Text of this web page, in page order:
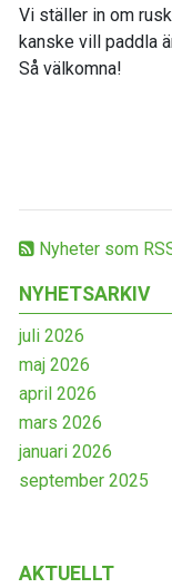
Nyheter som
NYHETSARKIV
juli 2026
maj 2026
april 2026
mars 2026
januari 2026
september 2025
AKTUELLT
Vi ställer in om
kanske vill paddla
Så välkomna!